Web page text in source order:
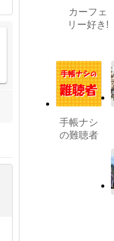
カーフェ
リー好き!
手帳ナシ
の難聴者